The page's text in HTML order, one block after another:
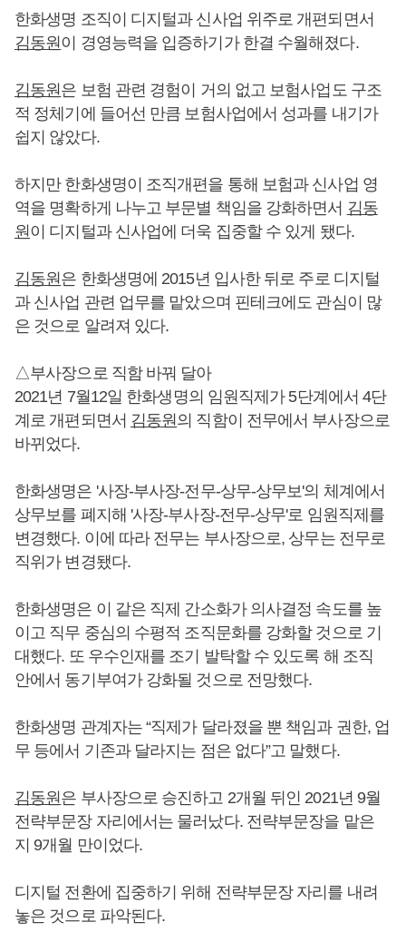
한화생명 조직이 디지털과 신사업 위주로 개편되면서
김동원이 경영능력을 입증하기가 한결 수월해졌다.
김동원은 보험 관련 경험이 거의 없고 보험사업도 구조
적 정체기에 들어선 만큼 보험사업에서 성과를 내기가
쉽지 않았다.
하지만 한화생명이 조직개편을 통해 보험과 신사업 영
역을 명확하게 나누고 부문별 책임을 강화하면서 김동
원이 디지털과 신사업에 더욱 집중할 수 있게 됐다.
김동원은 한화생명에 2015년 입사한 뒤로 주로 디지털
과 신사업 관련 업무를 맡았으며 핀테크에도 관심이 많
은 것으로 알려져 있다.
△부사장으로 직함 바꿔 달아
2021년 7월12일 한화생명의 임원직제가 5단계에서 4단
계로 개편되면서 김동원의 직함이 전무에서 부사장으로
바뀌었다.
한화생명은 '사장-부사장-전무-상무-상무보'의 체계에서
상무보를 폐지해 '사장-부사장-전무-상무'로 임원직제를
변경했다. 이에 따라 전무는 부사장으로, 상무는 전무로
직위가 변경됐다.
한화생명은 이 같은 직제 간소화가 의사결정 속도를 높
이고 직무 중심의 수평적 조직문화를 강화할 것으로 기
대했다. 또 우수인재를 조기 발탁할 수 있도록 해 조직
안에서 동기부여가 강화될 것으로 전망했다.
한화생명 관계자는 “직제가 달라졌을 뿐 책임과 권한, 업
무 등에서 기존과 달라지는 점은 없다”고 말했다.
김동원은 부사장으로 승진하고 2개월 뒤인 2021년 9월
전략부문장 자리에서는 물러났다. 전략부문장을 맡은
지 9개월 만이었다.
디지털 전환에 집중하기 위해 전략부문장 자리를 내려
놓은 것으로 파악된다.